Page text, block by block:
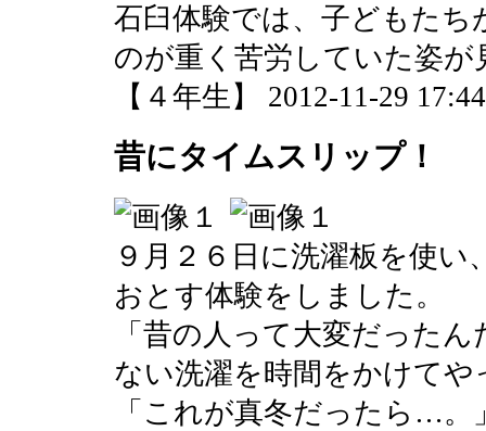
石臼体験では、子どもた
のが重く苦労していた姿が
【４年生】 2012-11-29
昔にタイムスリップ！
９月２６日に洗濯板を使
おとす体験をしました。
「昔の人って大変だった
ない洗濯を時間をかけて
「これが真冬だったら…。